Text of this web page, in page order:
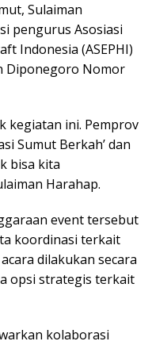
Sulaiman
pengurus Asosiasi
Indonesia (ASEPHI)
Diponegoro Nomor
kegiatan ini. Pemprov
Sumut Berkah’ dan
bisa kita
Harahap.
event tersebut
koordinasi terkait
dilakukan secara
opsi strategis terkait
kolaborasi